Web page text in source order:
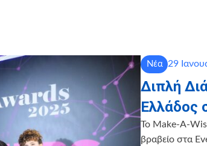
Νέα 29
Διπλή
Ελλάδος
Το Make-A-
βραβείο στα